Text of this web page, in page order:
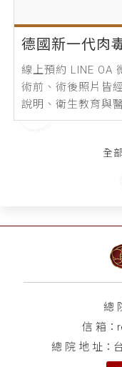
德國新一代肉
線上預約 LINE OA
術前、術後照片皆
說明、衛生教育與
全
總
信 箱：
總 院 地 址：